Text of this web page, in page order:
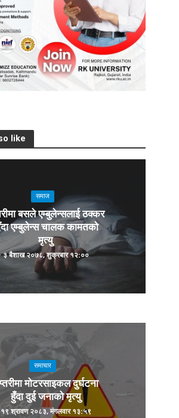
like
समाज
बसले एम्बुलेन्सलाई ठक्कर
एम्बुलेन्स चालक कामतको
मृत्यु
३ बैशाख २०७८, शुक्रबार १२:००
समाचार
मोटरसाइकल दुर्घटना
हुँदा दुई जनाको मृत्यु
१९ श्रावण २०८३, मंगलवार १३:५९